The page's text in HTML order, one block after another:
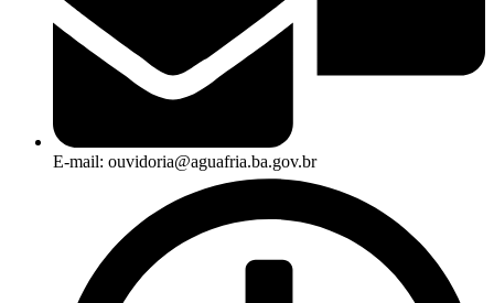
E-mail: ouvidoria@aguafria.ba.gov.br